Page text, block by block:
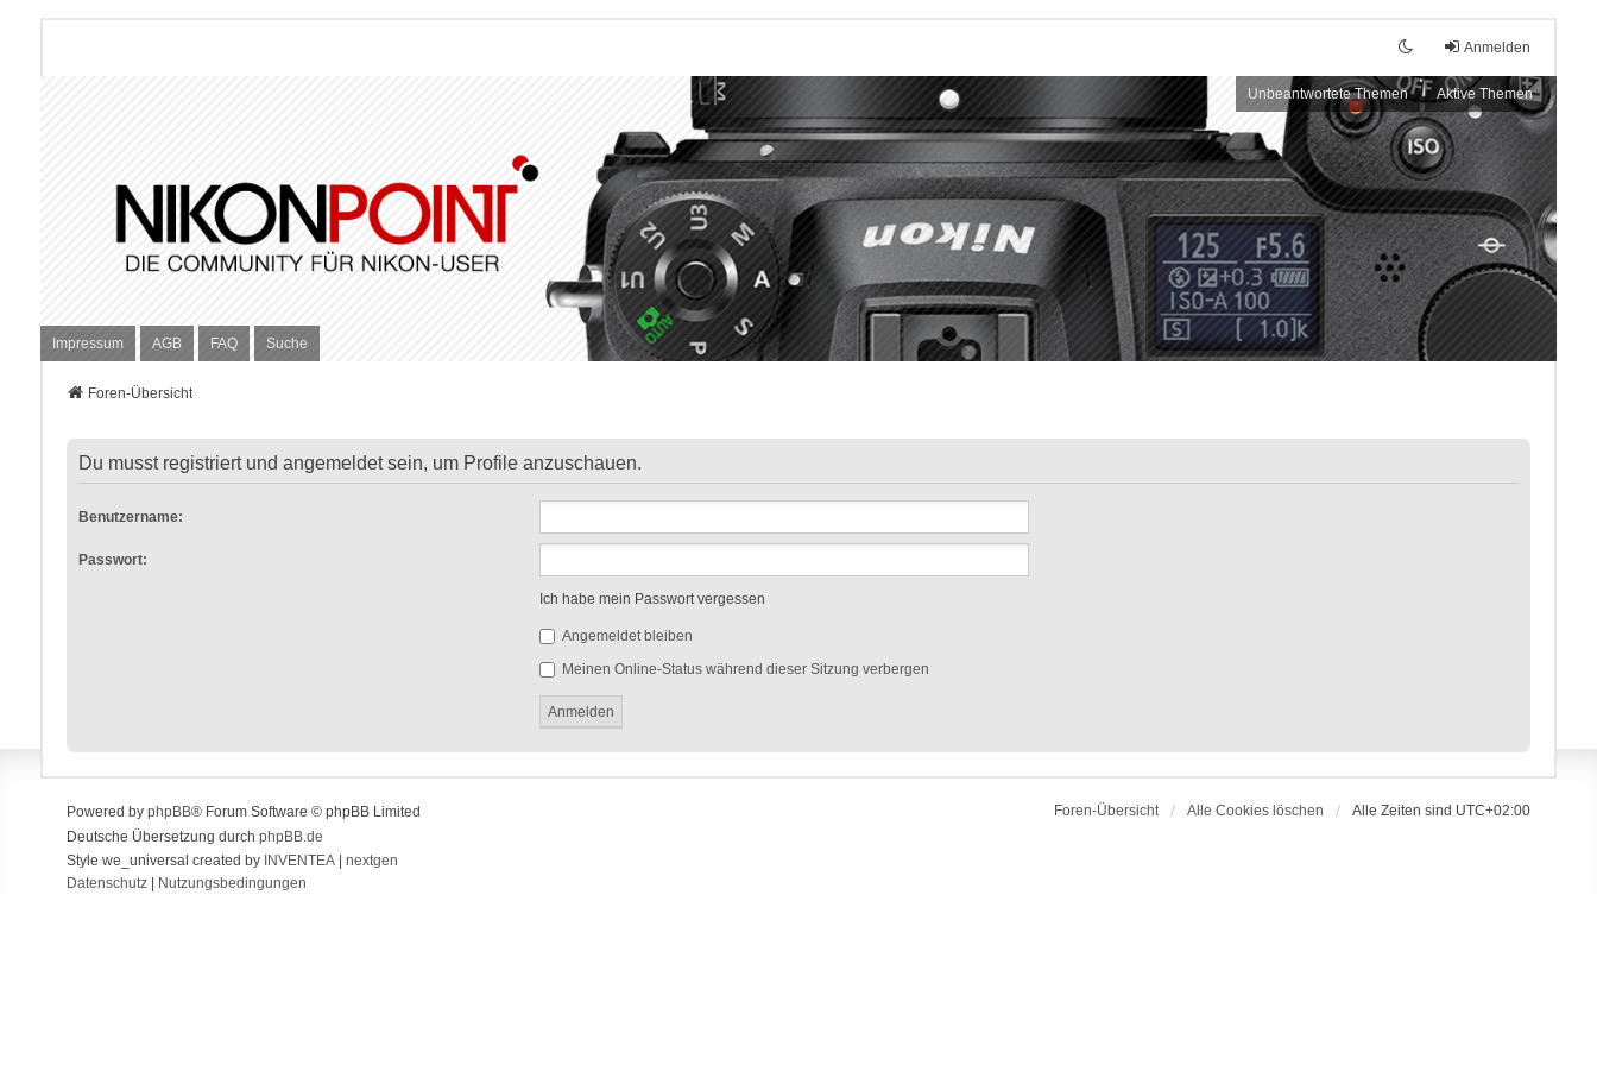
Anmelden
Unbeantwortete Themen Aktive Themen
Impressum AGB FAQ Suche
Foren-Übersicht
Du musst registriert und angemeldet sein, um Profile anzuschauen.
Benutzername:
Passwort:
Ich habe mein Passwort vergessen
Angemeldet bleiben
Meinen Online-Status während dieser Sitzung verbergen
Foren-Übersicht Alle Cookies löschen Alle Zeiten sind UTC+02:00
Powered by phpBB® Forum Software © phpBB Limited
Deutsche Übersetzung durch phpBB.de
Style we_universal created by INVENTEA| nextgen
Datenschutz| Nutzungsbedingungen